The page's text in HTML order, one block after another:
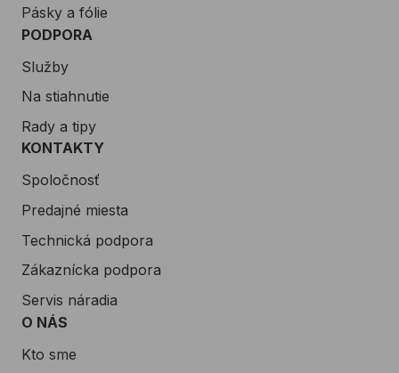
Pásky a fólie
PODPORA
Služby
Na stiahnutie
Rady a tipy
KONTAKTY
Spoločnosť
Predajné miesta
Technická podpora
Zákaznícka podpora
Servis náradia
O NÁS
Kto sme